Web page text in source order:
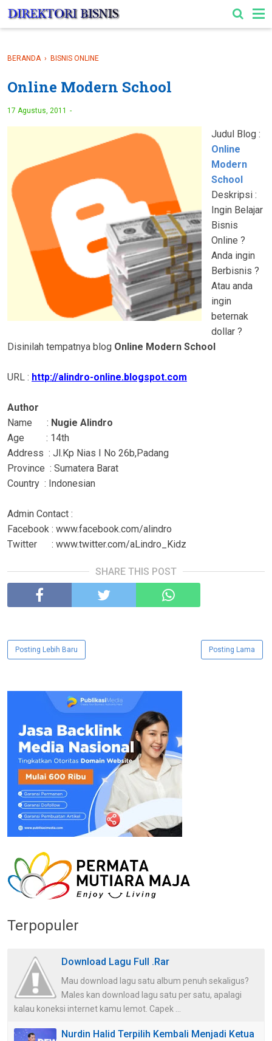
-->
BERANDA › BISNIS ONLINE
Online Modern School
17 Agustus, 2011
Judul Blog :
Online
Modern
School
Deskripsi :
Ingin Belajar
Bisnis
Online ?
Anda ingin
Berbisnis ?
Atau anda
ingin
beternak
dollar ?
Disinilah tempatnya blog Online Modern School
URL : http://alindro-online.blogspot.com
Author
Name : Nugie Alindro
Age : 14th
Address : Jl.Kp Nias I No 26b,Padang
Province : Sumatera Barat
Country : Indonesian
Admin Contact :
Facebook : www.facebook.com/alindro
Twitter : www.twitter.com/aLindro_Kidz
SHARE THIS POST
Posting Lebih Baru Posting Lama
Terpopuler
Download Lagu Full .Rar
Mau download lagu satu album penuh sekaligus?
Males kan download lagu satu per satu, apalagi
kalau koneksi internet kamu lemot. Capek ...
Nurdin Halid Terpilih Kembali Menjadi Ketua